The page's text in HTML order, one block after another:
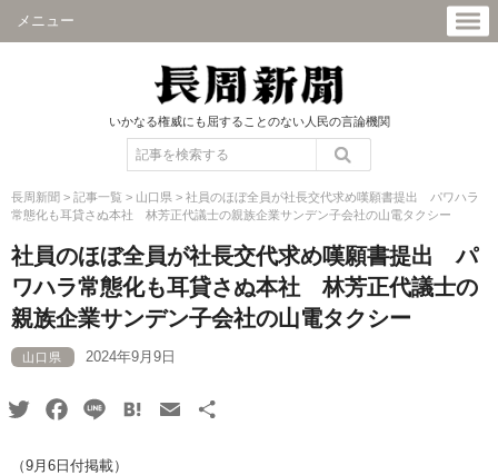
メニュー
いかなる権威にも屈することのない人民の言論機関
長周新聞 > 記事一覧 > 山口県 > 社員のほぼ全員が社長交代求め嘆願書提出 パワハラ
常態化も耳貸さぬ本社 林芳正代議士の親族企業サンデン子会社の山電タクシー
社員のほぼ全員が社長交代求め嘆願書提出 パ
ワハラ常態化も耳貸さぬ本社 林芳正代議士の
親族企業サンデン子会社の山電タクシー
山口県 2024年9月9日
TwitterFacebook
Line HatenaEmail
（9月6日付掲載）